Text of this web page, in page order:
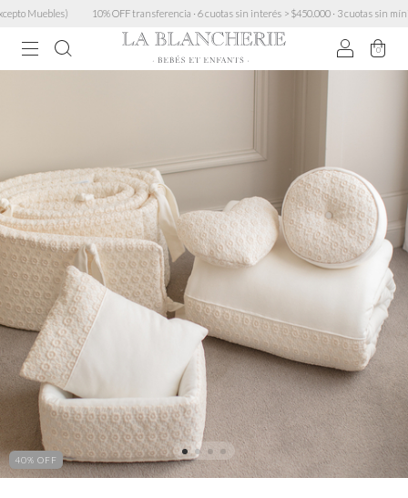
10% OFF transferencia · 6 cuotas sin interés > $450.000 · 3 cuotas sin mínimo ·
0
40% OFF